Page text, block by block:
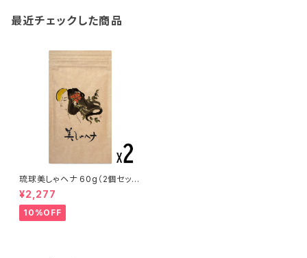
最近チェックした商品
琉球美しゃヘナ 60g（2個セッ
ト）
¥2,277
10%OFF